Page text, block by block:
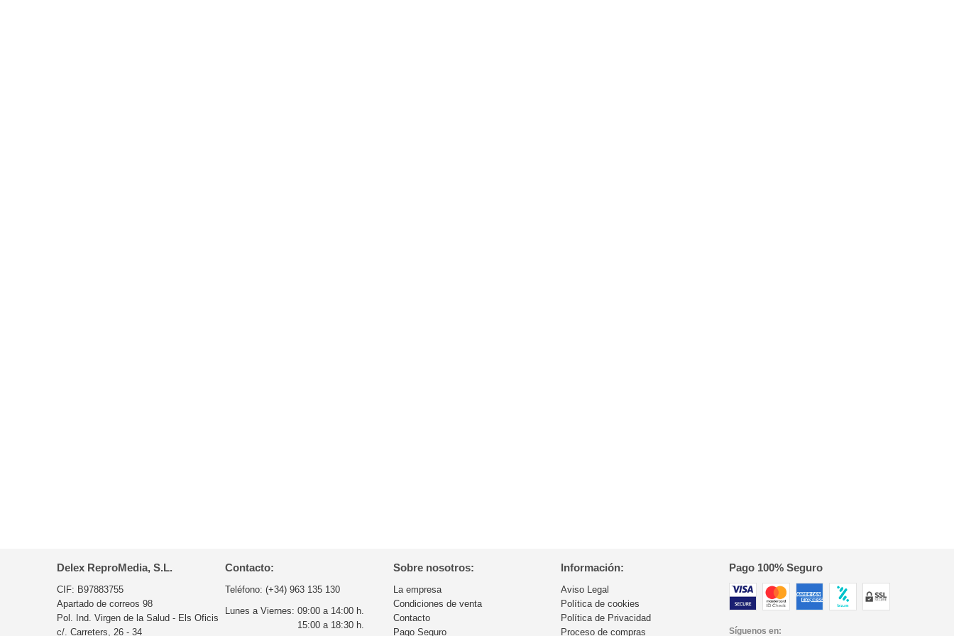
Delex ReproMedia, S.L.
CIF: B97883755
Apartado de correos 98
Pol. Ind. Virgen de la Salud - Els Oficis
c/. Carreters, 26 - 34
Contacto:
Teléfono: (+34) 963 135 130
Lunes a Viernes: 09:00 a 14:00 h.
15:00 a 18:30 h.
Sobre nosotros:
La empresa
Condiciones de venta
Contacto
Pago Seguro
Información:
Aviso Legal
Política de cookies
Política de Privacidad
Proceso de compras
Pago 100% Seguro
Síguenos en: